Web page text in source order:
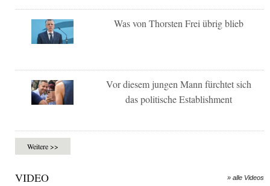
Was von Thorsten Frei übrig blieb
Vor diesem jungen Mann fürchtet sich
das politische Establishment
Weitere >>
VIDEO » alle Videos